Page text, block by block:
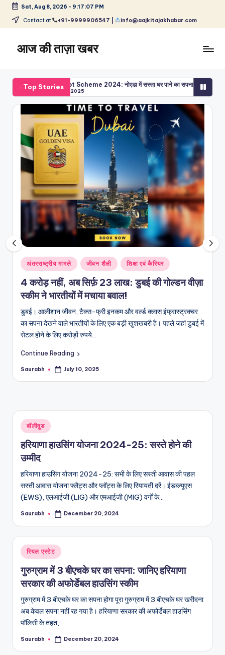
Skip
content
Sat, Aug 8, 2026 - 9:17:08 PM
Contact at +91-9999906547 | info@aajkitajakhabar.com
आज की ताज़ा खबर
के
ताज़ा
समाचार
राजनीति,
मनोरंजन,
खेल,
व्यापार
और
Top Stories
YEIDA Plot Scheme 2024: नोएडा में सस्ता घर पाने का सपना होगा पूरा, YEIDA दे रहा है
March 13, 2025
Posted
in
अंतरराष्ट्रीय मामले जीवन शैली शिक्षा एवं कैरियर
4 करोड़ नहीं, अब सिर्फ़ 23 लाख: डुबई की गोल्डन वीज़ा
स्कीम ने भारतीयों में मचाया बवाल!
डुबई। आलीशान जीवन, टैक्स-फ्री इनकम और वर्ल्ड क्लास इंफ्रास्ट्रक्चर
का सपना देखने वाले भारतीयों के लिए एक बड़ी खुशखबरी है। पहले जहां डुबई में
सेटल होने के लिए करोड़ों रुपये…
Continue Reading
Posted
Saurabh July 10, 2025
Posted
in
बॉलीवुड
हरियाणा हाउसिंग योजना 2024-25: सस्ते होने की
उम्मीद
हरियाणा हाउसिंग योजना 2024-25: सभी के लिए सस्ती आवास की पहल
सस्ती आवास योजना फ्लैट्स और प्लॉट्स के लिए रियायती दरें। ईडब्ल्यूएस
(EWS), एलआईजी (LIG) और एमआईजी (MIG) वर्गों के…
Posted
Saurabh December 20, 2024
Posted
in
रियल एस्टेट
गुरुग्राम में 3 बीएचके घर का सपना: जानिए हरियाणा
सरकार की अफोर्डेबल हाउसिंग स्‍कीम
गुरुग्राम में 3 बीएचके घर का सपना होगा पूरा गुरुग्राम में 3 बीएचके घर खरीदना
अब केवल सपना नहीं रह गया है। हरियाणा सरकार की अफोर्डेबल हाउसिंग
पॉलिसी के तहत,…
Posted
Saurabh December 20, 2024